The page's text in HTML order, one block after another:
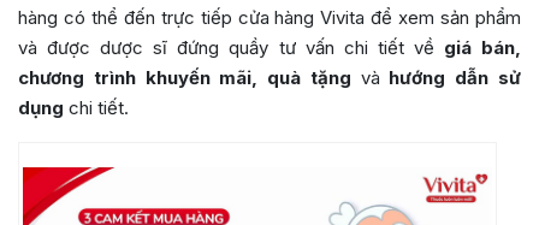
hàng có thể đến trực tiếp cửa hàng Vivita để xem sản phẩm
và được dược sĩ đứng quầy tư vấn chi tiết về giá bán,
chương trình khuyến mãi, quà tặng và hướng dẫn sử
dụng chi tiết.